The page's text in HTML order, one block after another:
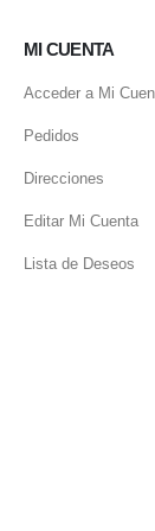
MI CUENTA
Acceder a Mi
Pedidos
Direcciones
Editar Mi Cuenta
Lista de Deseos